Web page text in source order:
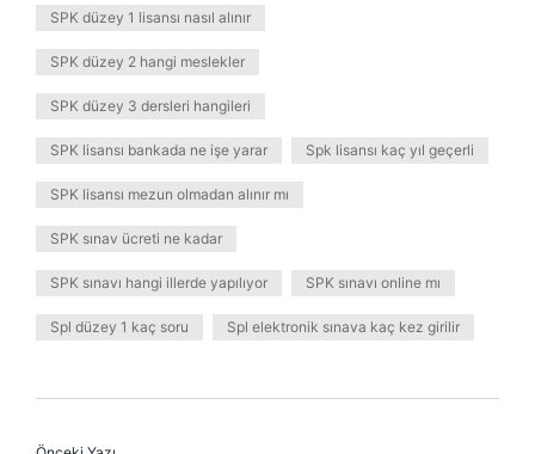
SPK düzey 1 lisansı nasıl alınır
SPK düzey 2 hangi meslekler
SPK düzey 3 dersleri hangileri
SPK lisansı bankada ne işe yarar Spk lisansı kaç yıl geçerli
SPK lisansı mezun olmadan alınır mı
SPK sınav ücreti ne kadar
SPK sınavı hangi illerde yapılıyor SPK sınavı online mı
Spl düzey 1 kaç soru Spl elektronik sınava kaç kez girilir